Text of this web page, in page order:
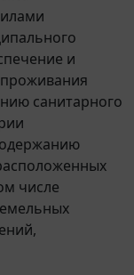
и
санитарного
числе